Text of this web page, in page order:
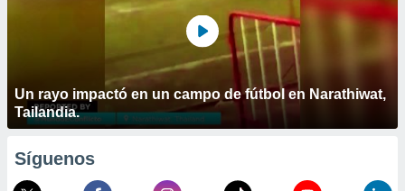
Un rayo impactó en un campo de fútbol en Narathiwat,
Tailandia.
Síguenos